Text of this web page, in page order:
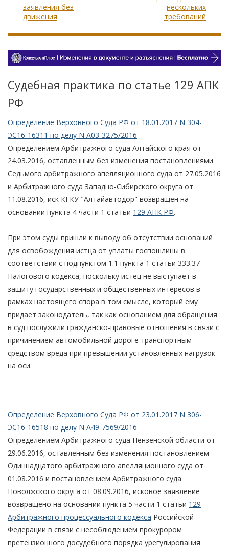
заявления без
движения
нескольких
требований
Судебная практика по статье 129 АПК
РФ
Определение Верховного Суда РФ от 18.01.2017 N 304-
ЭС16-16311 по делу N А03-3275/2016
Определением Арбитражного суда Алтайского края от
24.03.2016, оставленным без изменения постановлениями
Седьмого арбитражного апелляционного суда от 27.05.2016
и Арбитражного суда Западно-Сибирского округа от
11.08.2016, иск КГКУ "Алтайавтодор" возвращен на
основании пункта 4 части 1 статьи 129 АПК РФ.
При этом суды пришли к выводу об отсутствии оснований
для освобождения истца от уплаты госпошлины в
соответствии с подпунктом 1.1 пункта 1 статьи 333.37
Налогового кодекса, поскольку истец не выступает в
защиту государственных и общественных интересов в
рамках настоящего спора в том смысле, который ему
придает законодатель, так как основанием для обращения
в суд послужили гражданско-правовые отношения в связи с
причинением автомобильной дороге транспортным
средством вреда при превышении установленных нагрузок
на оси.
Определение Верховного Суда РФ от 23.01.2017 N 306-
ЭС16-16518 по делу N А49-7569/2016
Определением Арбитражного суда Пензенской области от
29.06.2016, оставленным без изменения постановлением
Одиннадцатого арбитражного апелляционного суда от
01.08.2016 и постановлением Арбитражного суда
Поволжского округа от 08.09.2016, исковое заявление
возвращено на основании пункта 5 части 1 статьи 129
Арбитражного процессуального кодекса Российской
Федерации в связи с несоблюдением прокурором
претензионного досудебного порядка урегулирования